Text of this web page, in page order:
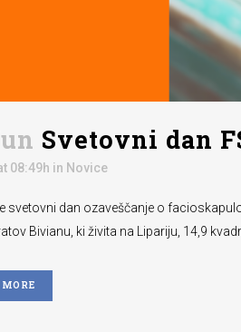
Svetovni dan
08:49h in Novice
svetovni dan ozaveščanje o
Bivianu, ki živita na Lipariju, 14,9